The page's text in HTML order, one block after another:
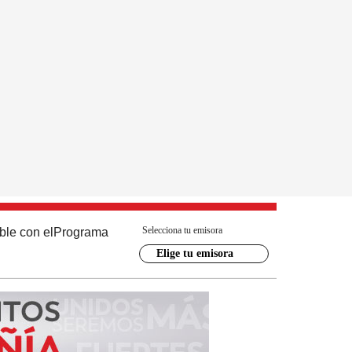
con el Programa Selecciona tu emisora
Elige tu emisora